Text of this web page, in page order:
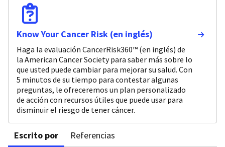
Know Your Cancer Risk (en inglés)
Haga la evaluación CancerRisk360™ (en inglés) de
la American Cancer Society para saber más sobre lo
que usted puede cambiar para mejorar su salud. Con
5 minutos de su tiempo para contestar algunas
preguntas, le ofreceremos un plan personalizado
de acción con recursos útiles que puede usar para
disminuir el riesgo de tener cáncer.
Escrito por Referencias